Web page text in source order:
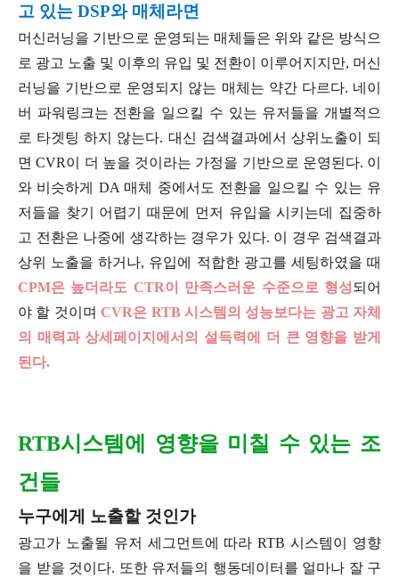
고 있는 DSP와 매체라면
머신러닝을 기반으로 운영되는 매체들은 위와 같은 방식으
로 광고 노출 및 이후의 유입 및 전환이 이루어지지만, 머신
러닝을 기반으로 운영되지 않는 매체는 약간 다르다. 네이
버 파워링크는 전환을 일으킬 수 있는 유저들을 개별적으
로 타겟팅 하지 않는다. 대신 검색결과에서 상위노출이 되
면 CVR이 더 높을 것이라는 가정을 기반으로 운영된다. 이
와 비슷하게 DA 매체 중에서도 전환을 일으킬 수 있는 유
저들을 찾기 어렵기 때문에 먼저 유입을 시키는데 집중하
고 전환은 나중에 생각하는 경우가 있다. 이 경우 검색결과
상위 노출을 하거나, 유입에 적합한 광고를 세팅하였을 때
CPM은 높더라도 CTR이 만족스러운 수준으로 형성되어
야 할 것이며CVR은 RTB 시스템의 성능보다는 광고 자체
의 매력과 상세페이지에서의 설득력에 더 큰 영향을 받게
된다.
RTB시스템에 영향을 미칠 수 있는 조
건들
누구에게 노출할 것인가
광고가 노출될 유저 세그먼트에 따라 RTB 시스템이 영향
을 받을 것이다. 또한 유저들의 행동데이터를 얼마나 잘 구